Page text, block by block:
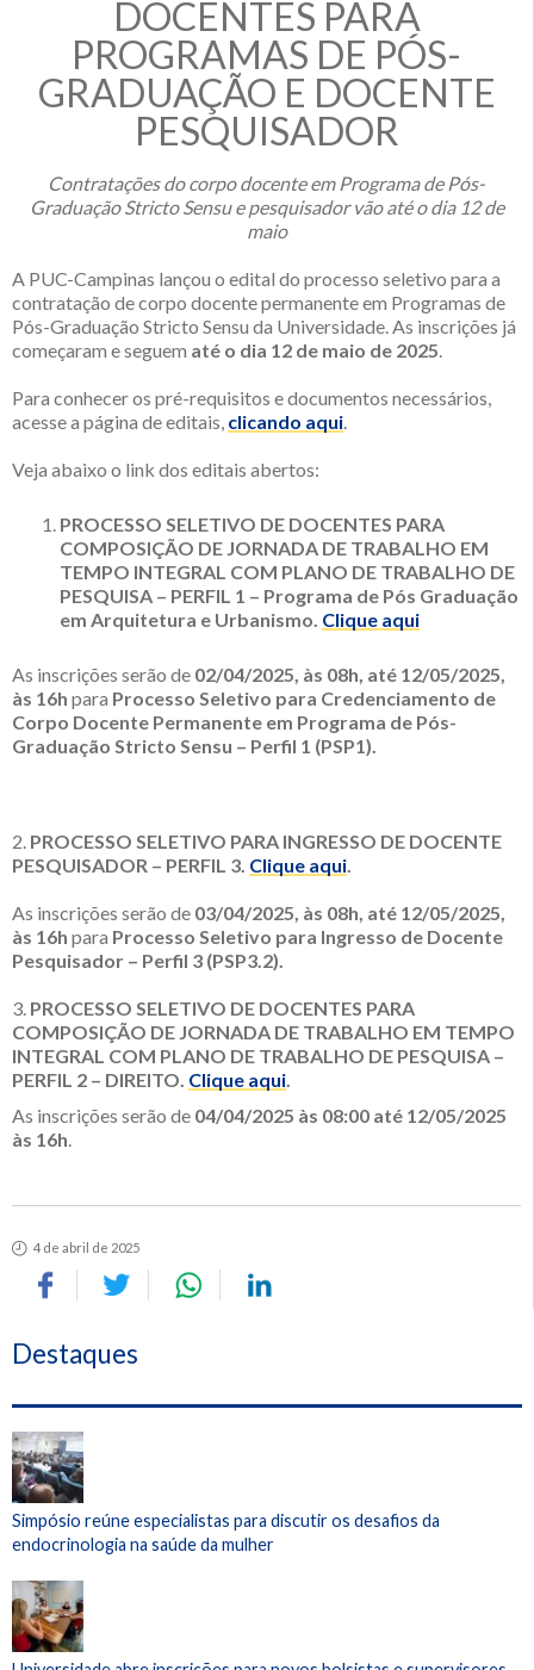
DOCENTES PARA
PROGRAMAS DE PÓS-
GRADUAÇÃO E DOCENTE
PESQUISADOR
Contratações do corpo docente em Programa de Pós-
Graduação Stricto Sensu e pesquisador vão até o dia 12 de
maio
A PUC-Campinas lançou o edital do processo seletivo para a
contratação de corpo docente permanente em Programas de
Pós-Graduação Stricto Sensu da Universidade. As inscrições já
começaram e seguem até o dia 12 de maio de 2025.
Para conhecer os pré-requisitos e documentos necessários,
acesse a página de editais, clicando aqui.
Veja abaixo o link dos editais abertos:
PROCESSO SELETIVO DE DOCENTES PARA
COMPOSIÇÃO DE JORNADA DE TRABALHO EM
TEMPO INTEGRAL COM PLANO DE TRABALHO DE
PESQUISA – PERFIL 1 – Programa de Pós Graduação
em Arquitetura e Urbanismo. Clique aqui
As inscrições serão de 02/04/2025, às 08h, até 12/05/2025,
às 16h para Processo Seletivo para Credenciamento de
Corpo Docente Permanente em Programa de Pós-
Graduação Stricto Sensu – Perfil 1 (PSP1).
2. PROCESSO SELETIVO PARA INGRESSO DE DOCENTE
PESQUISADOR – PERFIL 3. Clique aqui.
As inscrições serão de 03/04/2025, às 08h, até 12/05/2025,
às 16h para Processo Seletivo para Ingresso de Docente
Pesquisador – Perfil 3 (PSP3.2).
3. PROCESSO SELETIVO DE DOCENTES PARA
COMPOSIÇÃO DE JORNADA DE TRABALHO EM TEMPO
INTEGRAL COM PLANO DE TRABALHO DE PESQUISA –
PERFIL 2 – DIREITO. Clique aqui.
As inscrições serão de 04/04/2025 às 08:00 até 12/05/2025
às 16h.
4 de abril de 2025
Destaques
Simpósio reúne especialistas para discutir os desafios da
endocrinologia na saúde da mulher